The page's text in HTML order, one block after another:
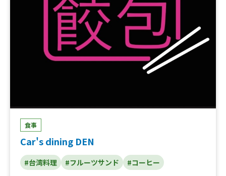
食事
Car's dining DEN
#台湾料理 #フルーツサンド #コーヒー